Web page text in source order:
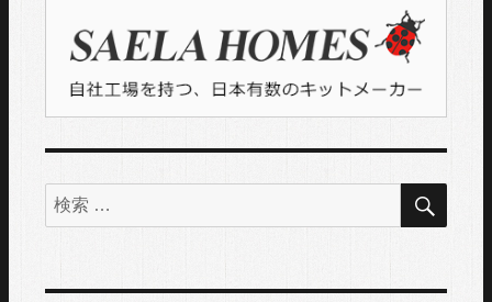
検
索
象:
検